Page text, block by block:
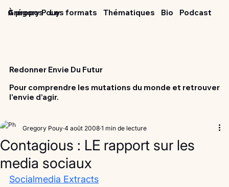
Grégory Pouy
À propos Les formats Thématiques Podcast
Bio
Redonner Envie Du Futur
Pour comprendre les mutations du monde et retrouver
l'envie d’agir.
Contagious : LE rapport sur les
media sociaux
Gregory Pouy 4 août 2008 1 min de lecture
Socialmedia Extracts